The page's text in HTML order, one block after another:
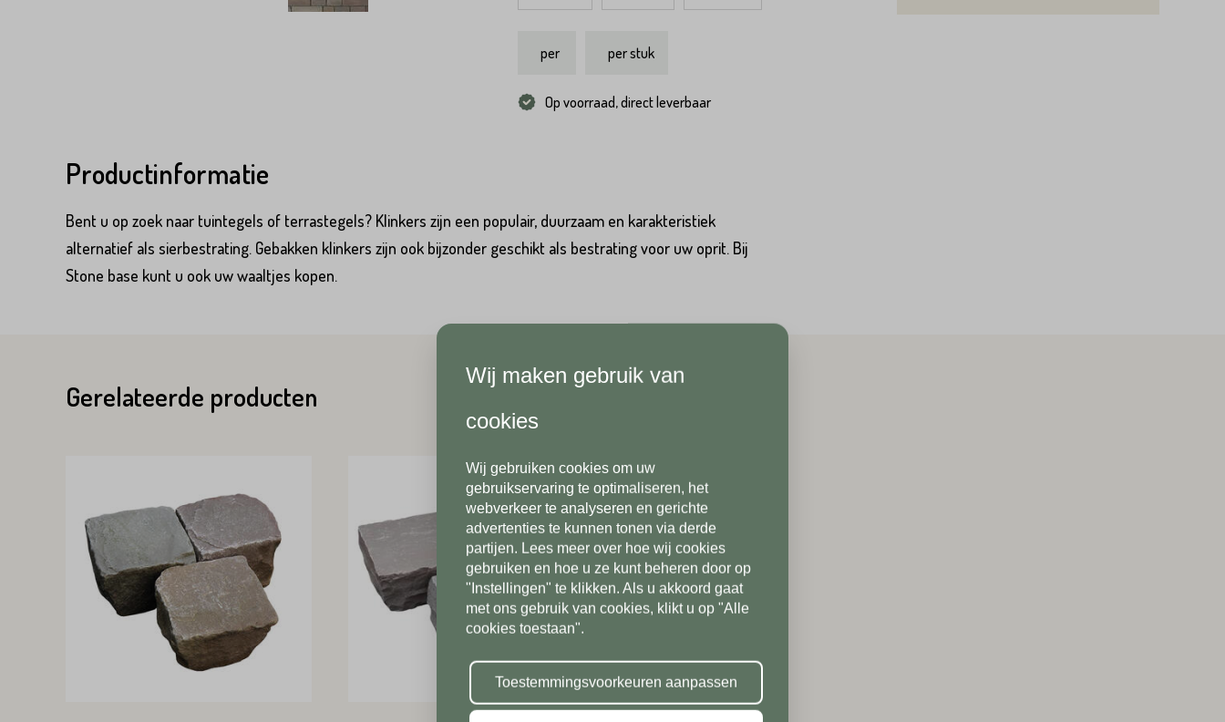
per per stuk
Op voorraad, direct leverbaar
Productinformatie
Bent u op zoek naar tuintegels of terrastegels? Klinkers zijn een populair, duurzaam en karakteristiek
alternatief als sierbestrating. Gebakken klinkers zijn ook bijzonder geschikt als bestrating voor uw oprit. Bij
Stone base kunt u ook uw waaltjes kopen.
Gerelateerde producten
Variant*
Achternaam*
Telefoonnummer*
Nederland
Postcode*
Telefoonnummer*
Nederland
Postcode*
Huisnummer* Toevoeging
Plaats*
Wij maken gebruik van
cookies
Wij gebruiken cookies om uw
gebruikservaring te optimaliseren, het
webverkeer te analyseren en gerichte
advertenties te kunnen tonen via derde
partijen. Lees meer over hoe wij cookies
gebruiken en hoe u ze kunt beheren door op
"Instellingen" te klikken. Als u akkoord gaat
met ons gebruik van cookies, klikt u op "Alle
cookies toestaan".
Toestemmingsvoorkeuren aanpassen